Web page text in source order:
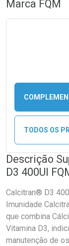
Marca FQM
TODOS OS
Descrição
D3 400UI
Calcitran® D3
Imunidade
que combina
Vitamina D3,
manutenção de